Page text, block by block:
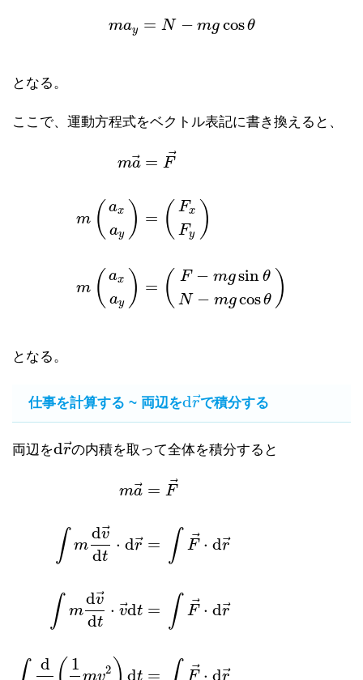
may = N − mg cosθ
となる。
ここで、運動方程式をベクトル表記に書き換えると、
ma⃗
m ( ax
ay )
m ( ax
ay )
=
=
=
F ⃗
( Fx
Fy
)
( F − mgsin θ
N − mgcosθ )
→ =F→m a y)=( Fx
となる。
仕事を計算する ~ 両辺をdr⃗
dr→で積分する
両辺をdr⃗
dr→の内積を取って全体を積分すると
ma⃗
∫ m
dv⃗
dt
⋅ dr⃗
∫ m
dv
dt
⋅ v⃗
dt
d
1
2 d
=
=
=
=
F
∫ F ⃗⋅ dr⃗
∫ F ⃗⋅ dr⃗
⃗⋅ d ⃗